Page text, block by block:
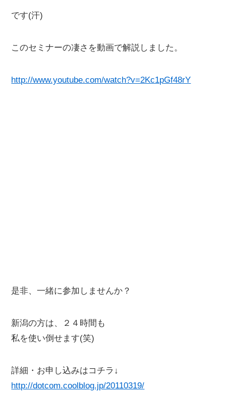
です(汗)
このセミナーの凄さを動画で解説しました。
http://www.youtube.com/watch?v=2Kc1pGf48rY
是非、一緒に参加しませんか？
新潟の方は、２４時間も
私を使い倒せます(笑)
詳細・お申し込みはコチラ↓
http://dotcom.coolblog.jp/20110319/